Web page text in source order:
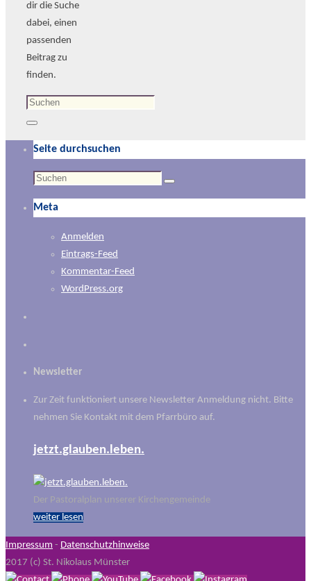
dir die Suche
dabei, einen
passenden
Beitrag zu
finden.
Suchen
nach:
Suchen
Seite durchsuchen
Suchen
Suchen
Meta
Anmelden
Eintrags-Feed
Kommentar-Feed
WordPress.org
Newsletter
Zur Zeit funktioniert unsere Newsletter Anmeldung nicht. Bitte
nehmen Sie Kontakt mit dem Pfarrbüro auf.
jetzt.glauben.leben.
Der Pastoralplan unserer Kirchengemeinde
weiter lesen
Impressum - Datenschutzhinweise
2017 (c) St. Nikolaus Münster